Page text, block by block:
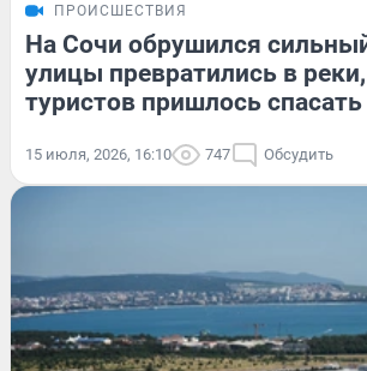
ПРОИСШЕСТВИЯ
На Сочи обрушился
улицы превратились в
туристов пришлось
15 июля, 2026, 16:10 747 Обсудить